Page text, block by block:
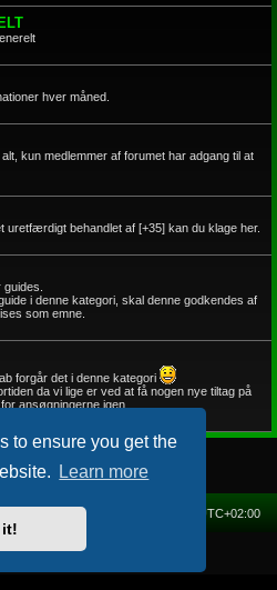
to ensure you get the
Learn more
it!
hver måned.
kun medlemmer af forumet har adgang til at
uretfærdigt behandlet af [+35] kan du klage her.
i denne kategori, skal denne godkendes af
som emne.
forgår det i denne kategori
da vi lige er ved at få nogen nye tiltag på
ansøgningerne igen.
UTC+02:00
Delete cookies
Software © phpBB Limited